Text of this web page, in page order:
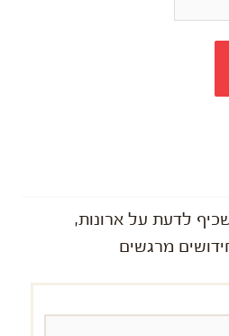
לדעת על ארונות,
מרגשים